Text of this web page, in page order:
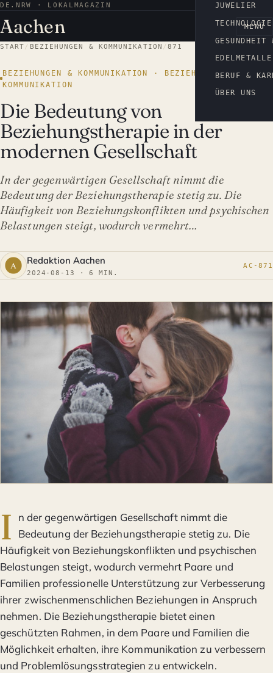
DE.NRW · LOKALMAGAZIN AACHEN
Aachen MENÜ
JUWELIER
EDELMETALLE
BERUF &
ÜBER UNS
START/ BEZIEHUNGEN & KOMMUNIKATION /871
BEZIEHUNGEN & KOMMUNIKATION · BEZIEHUNGEN &
KOMMUNIKATION
Die Bedeutung von
Beziehungstherapie in der
modernen Gesellschaft
In der gegenwärtigen Gesellschaft nimmt die
Bedeutung der Beziehungstherapie stetig zu. Die
Häufigkeit von Beziehungskonflikten und psychischen
Belastungen steigt, wodurch vermehrt…
Redaktion Aachen
2024-08-13 · 6 MIN.
AC-871
I
n der gegenwärtigen Gesellschaft nimmt die
Bedeutung der Beziehungstherapie stetig zu. Die
Häufigkeit von Beziehungskonflikten und psychischen
Belastungen steigt, wodurch vermehrt Paare und
Familien professionelle Unterstützung zur Verbesserung
ihrer zwischenmenschlichen Beziehungen in Anspruch
nehmen. Die Beziehungstherapie bietet einen
geschützten Rahmen, in dem Paare und Familien die
Möglichkeit erhalten, ihre Kommunikation zu verbessern
und Problemlösungsstrategien zu entwickeln.